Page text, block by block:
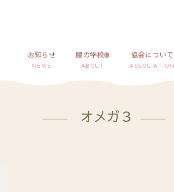
お知らせ
NEWS
腸の学校®
ABOUT
協会について
ASSOCIATION
オメガ３